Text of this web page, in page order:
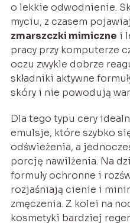
o lekkie odwodnienie.
myciu, z czasem
zmarszczki mimiczne i
pracy przy komputerze
oczu zwykle dobrze
składniki aktywne
skóry i nie powodują
Dla tego typu cery
emulsje, które szybko
odświeżenia, a
porcję nawilżenia. Na
formuły ochronne i
rozjaśniają cienie i
zmęczenia. Z kolei na
kosmetyki bardziej